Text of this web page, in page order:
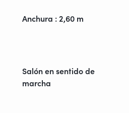
Anchura : 2,60 m
Salón en sentido de
marcha